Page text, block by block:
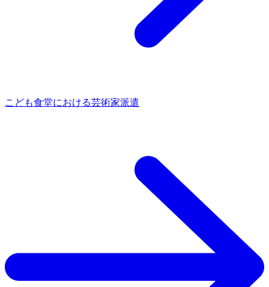
こども食堂における芸術家派遣